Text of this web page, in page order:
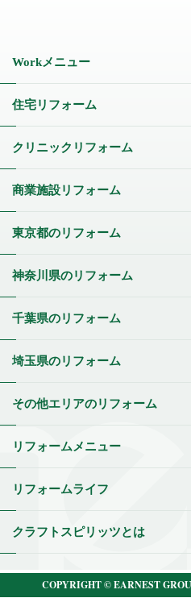
Workメニュー
住宅リフォーム
クリニックリフォーム
商業施設リフォーム
東京都のリフォーム
神奈川県のリフォーム
千葉県のリフォーム
埼玉県のリフォーム
その他エリアのリフォーム
リフォームメニュー
リフォームライフ
クラフトスピリッツとは
COPYRIGHT © EARNEST